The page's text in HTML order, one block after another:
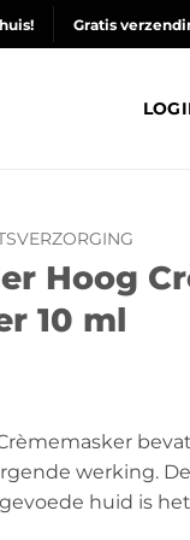
Gratis
Hoog
10 ml
werking.
huid is